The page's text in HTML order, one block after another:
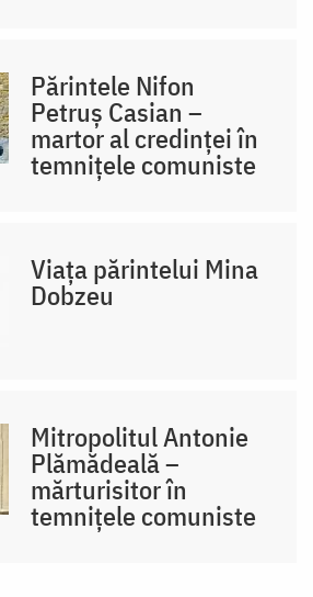
Părintele Nifon
Petruș Casian –
martor al credinței în
temnițele comuniste
Viața părintelui Mina
Dobzeu
Mitropolitul Antonie
Plămădeală –
mărturisitor în
temnițele comuniste